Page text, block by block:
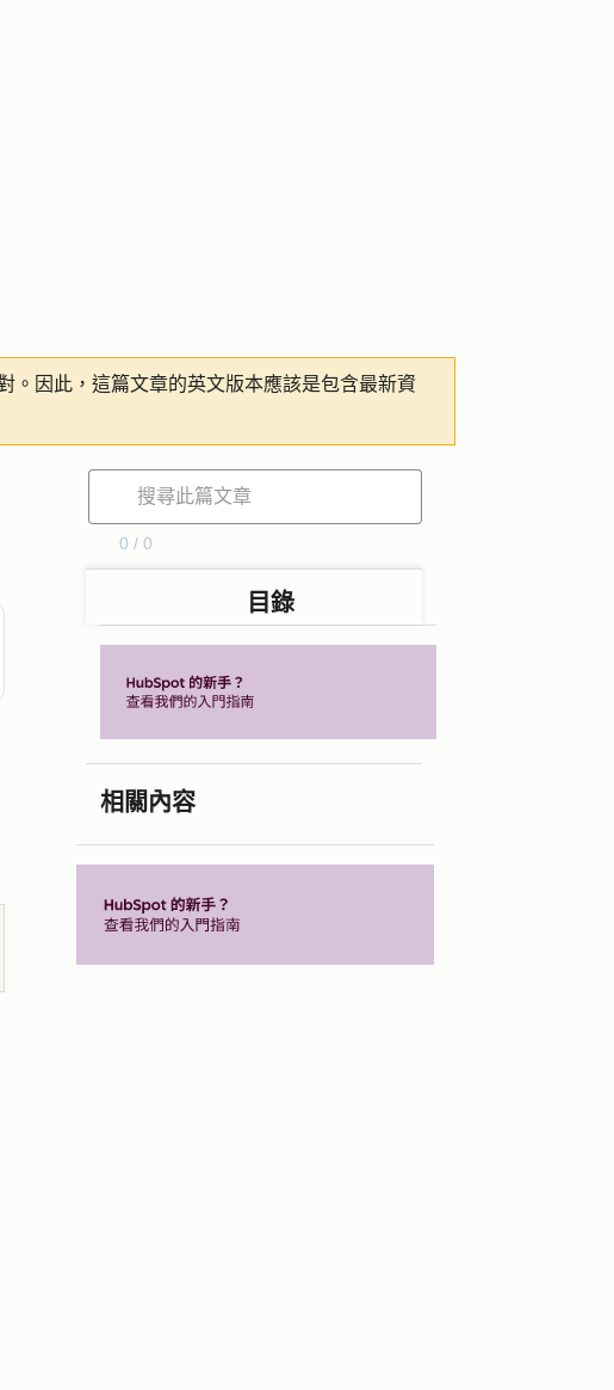
。因此，這篇文章的英文版本應該是包含最新資
0 / 0
目錄
相關內容